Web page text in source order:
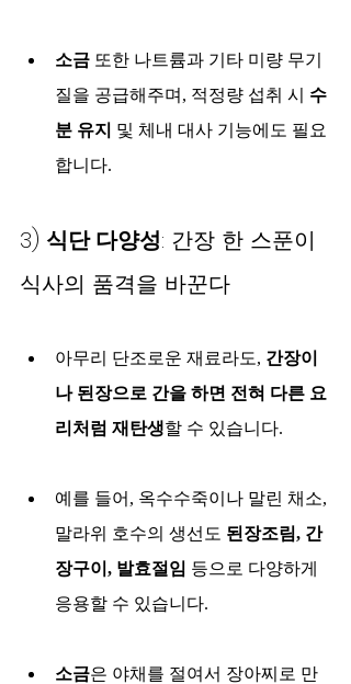
소금 또한 나트륨과 기타 미량 무기
질을 공급해주며, 적정량 섭취 시 수
분 유지 및 체내 대사 기능에도 필요
합니다.
3) 식단 다양성: 간장 한 스푼이
식사의 품격을 바꾼다
아무리 단조로운 재료라도, 간장이
나 된장으로 간을 하면 전혀 다른 요
리처럼 재탄생할 수 있습니다.
예를 들어, 옥수수죽이나 말린 채소,
말라위 호수의 생선도 된장조림, 간
장구이, 발효절임 등으로 다양하게
응용할 수 있습니다.
소금은 야채를 절여서 장아찌로 만